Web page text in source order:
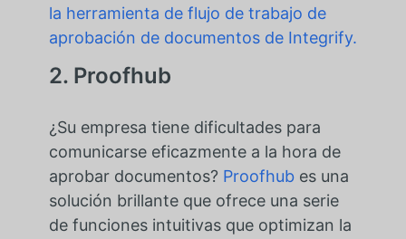
la herramienta de flujo de trabajo de
aprobación de documentos de Integrify.
2. Proofhub
¿Su empresa tiene dificultades para
comunicarse eficazmente a la hora de
aprobar documentos? Proofhubes una
solución brillante que ofrece una serie
de funciones intuitivas que optimizan la